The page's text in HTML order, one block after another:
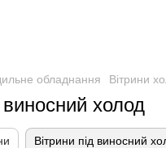
обладнання Вітрини
виносний холод
Вітрини під виносний